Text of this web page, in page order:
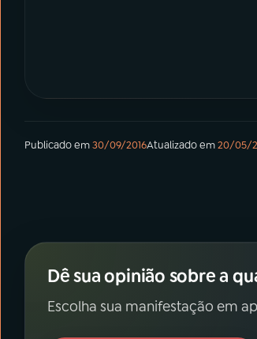
Publicado em30/09/2016Atualizado em20/05/
Dê sua opinião sobre a
Escolha sua manifestação em